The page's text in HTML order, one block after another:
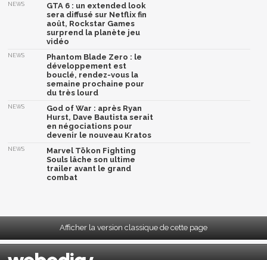
NEWS
GTA 6 : un extended look
sera diffusé sur Netflix fin
août, Rockstar Games
surprend la planète jeu
vidéo
NEWS
Phantom Blade Zero : le
développement est
bouclé, rendez-vous la
semaine prochaine pour
du très lourd
NEWS
God of War : après Ryan
Hurst, Dave Bautista serait
en négociations pour
devenir le nouveau Kratos
NEWS
Marvel Tōkon Fighting
Souls lâche son ultime
trailer avant le grand
combat
Afficher la version classique de cette page